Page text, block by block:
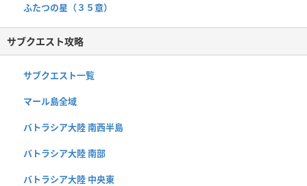
ふたつの星（３５章）
サブクエスト攻略
サブクエスト一覧
マール島全域
バトラシア大陸 南西半島
バトラシア大陸 南部
バトラシア大陸 中央東